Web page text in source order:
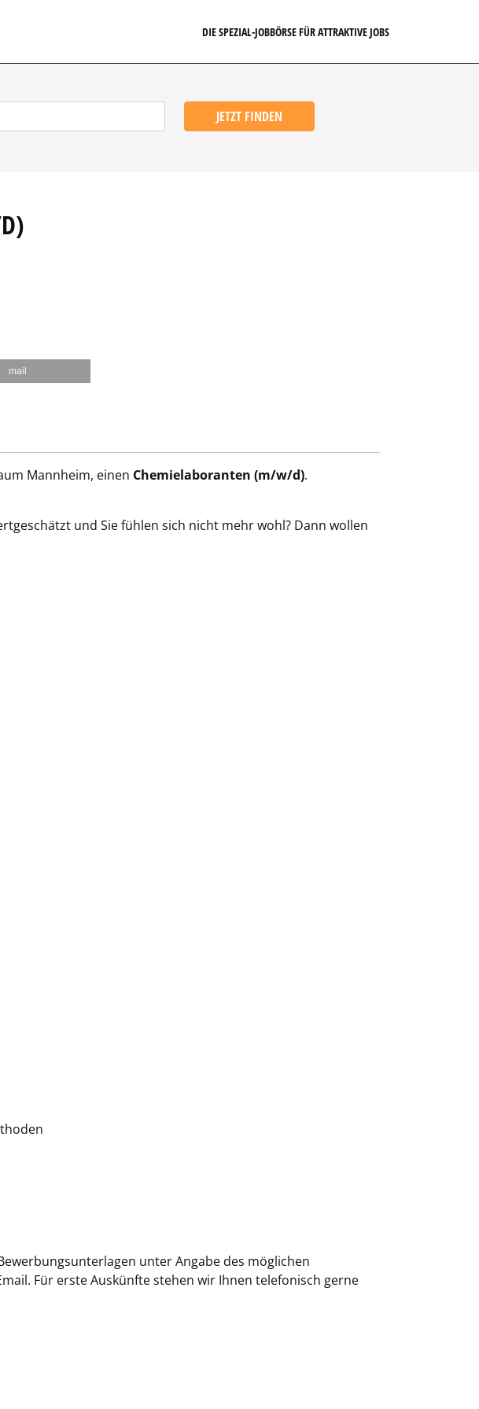
DIE SPEZIAL-JOBBÖRSE FÜR ATTRAKTIVE JOBS
JETZT FINDEN
mail
Mannheim, einen Chemielaboranten (m/w/d).
und Sie fühlen sich nicht mehr wohl? Dann wollen
unter Angabe des möglichen
Für erste Auskünfte stehen wir Ihnen telefonisch gerne